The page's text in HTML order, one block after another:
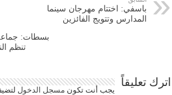
باسفي: اختتام مهرجان سينما
المدارس وتتويج الفائزين
بسطات:
اترك تعليقاً
يجب أنت تكون مسجل الدخول